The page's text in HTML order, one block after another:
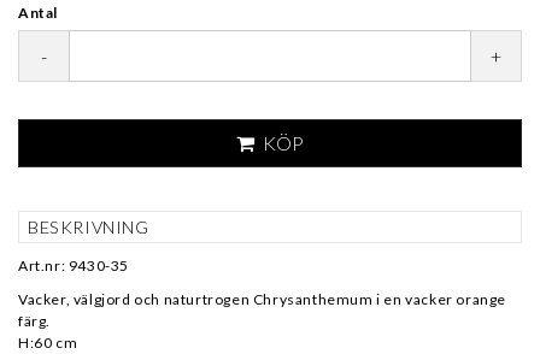
Antal
- +
KÖP
BESKRIVNING
Art.nr: 9430-35
Vacker, välgjord och naturtrogen Chrysanthemum i en vacker orange
färg.
H:60 cm